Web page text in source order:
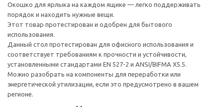
Окошко для ярлыка на каждом ящике — легко поддерживать
порядок и находить нужные вещи.
Этот товар протестирован и одобрен для бытового
использования.
Данный стол протестирован для офисного использования и
соответствует требованиям к прочности и устойчивости,
установленными стандартами EN 527-2 и ANSI/BIFMA X5.5.
Можно разобрать на компоненты для переработки или
энергетической утилизации, если это предусмотрено в вашем
регионе.